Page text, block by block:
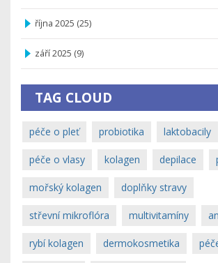
října 2025 (25)
září 2025 (9)
TAG CLOUD
péče o pleť probiotika laktobacily
péče o vlasy kolagen depilace
mořský kolagen doplňky stravy
střevní mikroflóra multivitamíny
rybí kolagen dermokosmetika